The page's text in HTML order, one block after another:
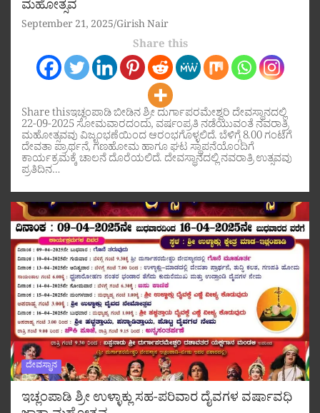
ಮಹೋತ್ಸವ
September 21, 2025 Girish Nair
Share this
Share thisಇಚ್ಲಂಪಾಡಿ ಬೀಡಿನ ಶ್ರೀ ದುರ್ಗಾಪರಮೇಶ್ವರಿ ದೇವಸ್ಥಾನದಲ್ಲಿ
22-09-2025 ಸೋಮವಾರದಂದು, ವರ್ಷಂಪ್ರತಿ ನಡೆಯುವಂತೆ ನವರಾತ್ರಿ
ಮಹೋತ್ಸವವು ವಿಜೃಂಭಣೆಯಿಂದ ಆರಂಭಗೊಳ್ಳಲಿದೆ. ಬೆಳಿಗ್ಗೆ 8.00 ಗಂಟೆಗೆ
ದೇವತಾ ಪ್ರಾರ್ಥನೆ, ಗಣಹೋಮ ಹಾಗೂ ಘಟ ಸ್ಥಾಪನೆಯೊಂದಿಗೆ
ಕಾರ್ಯಕ್ರಮಕ್ಕೆ ಚಾಲನೆ ದೊರೆಯಲಿದೆ. ದೇವಸ್ಥಾನದಲ್ಲಿ ನವರಾತ್ರಿ ಉತ್ಸವವು
ಪ್ರತಿದಿನ…
ದೇವಸ್ಥಾನ
ಇಚ್ಲಂಪಾಡಿ ಶ್ರೀ ಉಳ್ಳಾಕ್ಲು ಸಹ-ಪರಿವಾರ ದೈವಗಳ ವರ್ಷಾವಧಿ